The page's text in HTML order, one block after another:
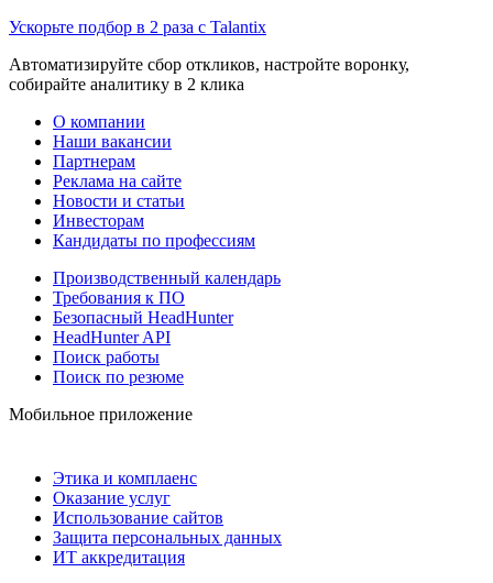
Ускорьте подбор в 2 раза с Talantix
Автоматизируйте сбор откликов, настройте воронку,
собирайте аналитику в 2 клика
О компании
Наши вакансии
Партнерам
Реклама на сайте
Новости и статьи
Инвесторам
Кандидаты по профессиям
Производственный календарь
Требования к ПО
Безопасный HeadHunter
HeadHunter API
Поиск работы
Поиск по резюме
Мобильное приложение
Этика и комплаенс
Оказание услуг
Использование сайтов
Защита персональных данных
ИТ аккредитация